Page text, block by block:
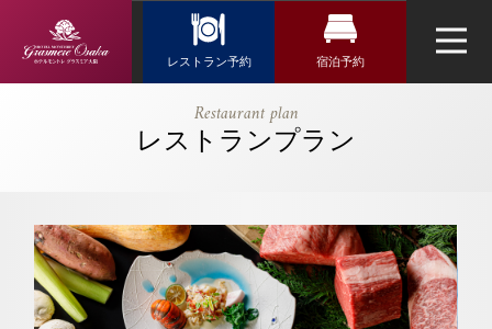
キランチや黒
毛和牛の食べ
比べ～｜ホテ
ルモントレ
宿泊予約
レストラン予約
Restaurant plan
レストランプラン
トップページ
ウエディング
Reservation
レストラン予約
フランス料理「エスカーレ」
（受付時間 11:30～20:00）
TEL 06-6644-5762
宿泊検索
航空券＋宿泊検索
チェックイン日がお決まりの方
チェックイン